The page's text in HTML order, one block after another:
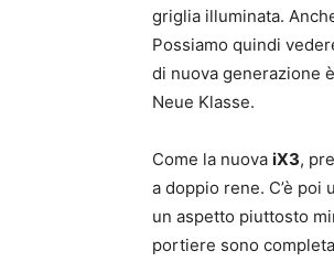
griglia illuminata.
Possiamo quindi
di nuova generazione
Neue Klasse.
Come la nuova iX3,
a doppio rene. C’è
un aspetto piuttosto
portiere sono